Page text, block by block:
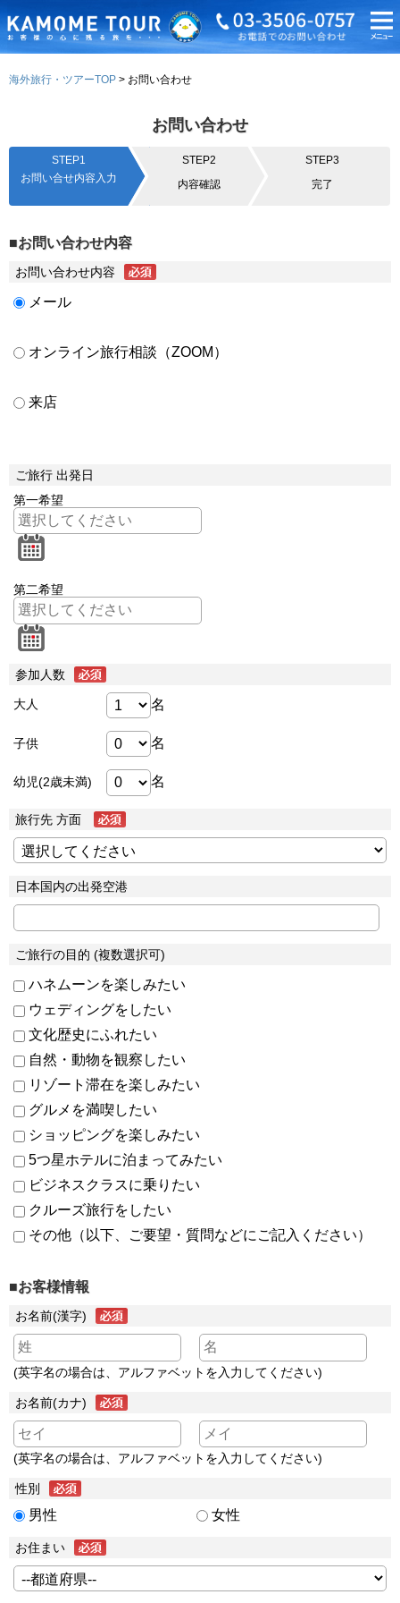
海外旅行・ツアーTOP お問い合わせ
お問い合わせ
STEP1
お問い合せ内容入力
STEP2
内容確認
STEP3
完了
■お問い合わせ内容
お問い合わせ内容
メール
オンライン旅行相談（ZOOM）
来店
ご旅行 出発日
第一希望
第二希望
参加人数
大人 名
子供 名
幼児(2歳未満) 名
旅行先 方面
日本国内の出発空港
ご旅行の目的 (複数選択可)
ハネムーンを楽しみたい
ウェディングをしたい
文化歴史にふれたい
自然・動物を観察したい
リゾート滞在を楽しみたい
グルメを満喫したい
ショッピングを楽しみたい
5つ星ホテルに泊まってみたい
ビジネスクラスに乗りたい
クルーズ旅行をしたい
その他（以下、ご要望・質問などにご記入ください）
■お客様情報
お名前(漢字)
(英字名の場合は、アルファベットを入力してください)
お名前(カナ)
(英字名の場合は、アルファベットを入力してください)
性別
男性 女性
お住まい